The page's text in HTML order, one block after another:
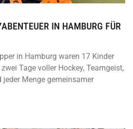
IN HAMBURG FÜR
in Hamburg waren 17 Kinder
Tage voller Hockey, Teamgeist,
jeder Menge gemeinsamer